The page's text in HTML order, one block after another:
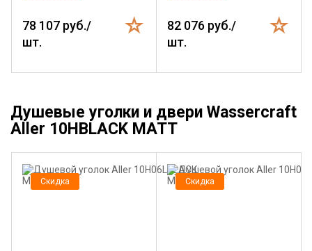
78 107 руб./
шт.
82 076 руб./
шт.
Душевые уголки и двери Wassercraft
Aller 10HBLACK MATT
Скидка Скидка